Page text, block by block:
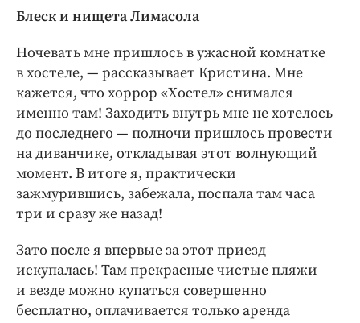
Блеск и нищета Лимасола
Ночевать мне пришлось в ужасной комнатке
в хостеле, — рассказывает Кристина. Мне
кажется, что хоррор «Хостел» снимался
именно там! Заходить внутрь мне не хотелось
до последнего — полночи пришлось провести
на диванчике, откладывая этот волнующий
момент. В итоге я, практически
зажмурившись, забежала, поспала там часа
три и сразу же назад!
Зато после я впервые за этот приезд
искупалась! Там прекрасные чистые пляжи
и везде можно купаться совершенно
бесплатно, оплачивается только аренда